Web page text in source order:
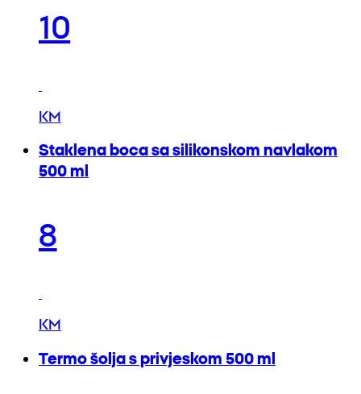
10
KM
Staklena boca sa silikonskom navlakom
500 ml
8
KM
Termo šolja s privjeskom 500 ml